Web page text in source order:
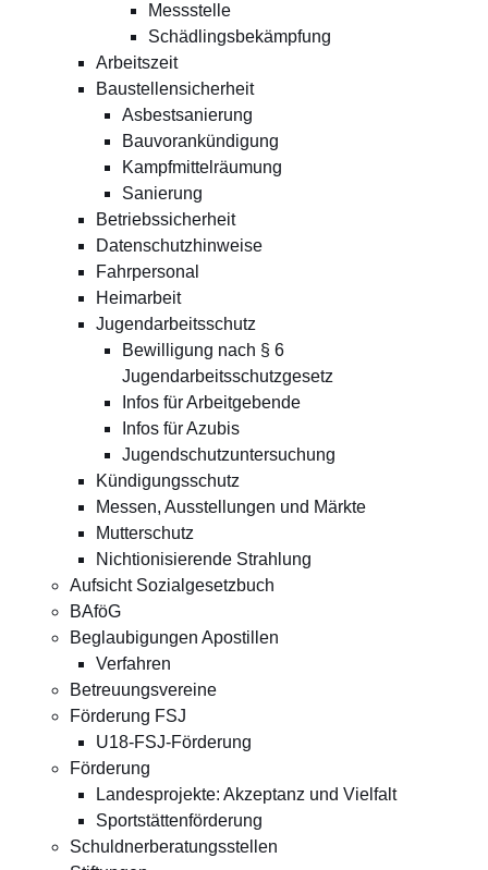
Messstelle
Schädlingsbekämpfung
Arbeitszeit
Baustellensicherheit
Asbestsanierung
Bauvorankündigung
Kampfmittelräumung
Sanierung
Betriebssicherheit
Datenschutzhinweise
Fahrpersonal
Heimarbeit
Jugendarbeitsschutz
Bewilligung nach § 6
Jugendarbeitsschutzgesetz
Infos für Arbeitgebende
Infos für Azubis
Jugendschutzuntersuchung
Kündigungsschutz
Messen, Ausstellungen und Märkte
Mutterschutz
Nichtionisierende Strahlung
Aufsicht Sozialgesetzbuch
BAföG
Beglaubigungen Apostillen
Verfahren
Betreuungsvereine
Förderung FSJ
U18-FSJ-Förderung
Förderung
Landesprojekte: Akzeptanz und Vielfalt
Sportstättenförderung
Schuldnerberatungsstellen